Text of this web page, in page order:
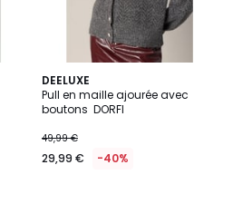
DEELUXE
Pull en maille ajourée avec
boutons DORFI
49,99 €
29,99 € -40%